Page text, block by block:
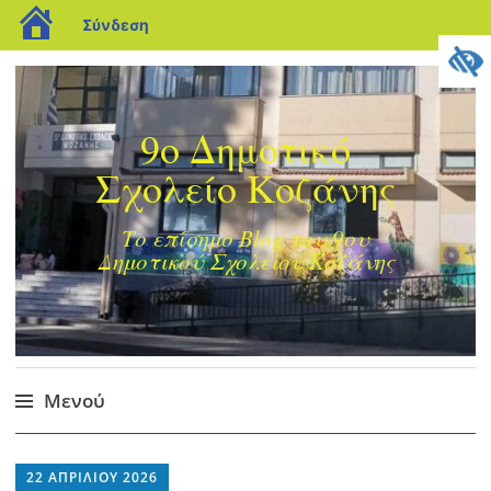
blogs.sch.gr
Σύνδεση
9ο Δημοτικό
Σχολείο Κοζάνης
Το επίσημο Blog του 9ου
Δημοτικού Σχολείου Κοζάνης
Μενού
στο
22 ΑΠΡΙΛΊΟΥ 2026